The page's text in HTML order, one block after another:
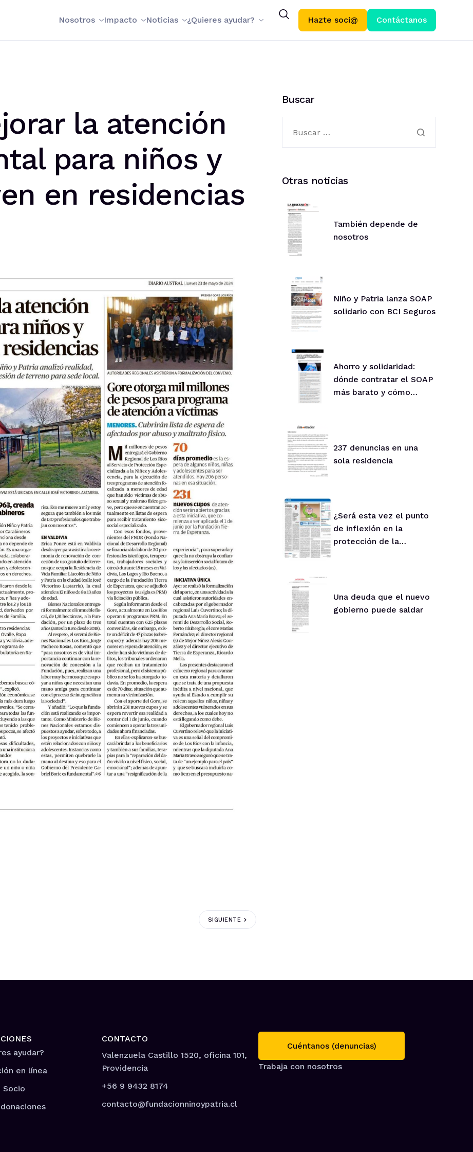
Nosotros Impacto Noticias ¿Quieres ayudar? Hazte soci@ Contáctanos
la atención
para niños y
en residencias
SIGUIENTE
Buscar
Otras noticias
También depende de
nosotros
Niño y Patria lanza SOAP
solidario con BCI Seguros
Ahorro y solidaridad:
dónde contratar el SOAP
más barato y cómo
237 denuncias en una
sola residencia
¿Será esta vez el punto
de inflexión en la
protección de la
Una deuda que el nuevo
gobierno puede saldar
ayudar?
en línea
Socio
CONTACTO
Valenzuela Castillo 1520, oficina 101,
Providencia
+56 9 9432 8174
contacto@fundacionninoypatria.cl
Cuéntanos (denuncias)
Trabaja con nosotros